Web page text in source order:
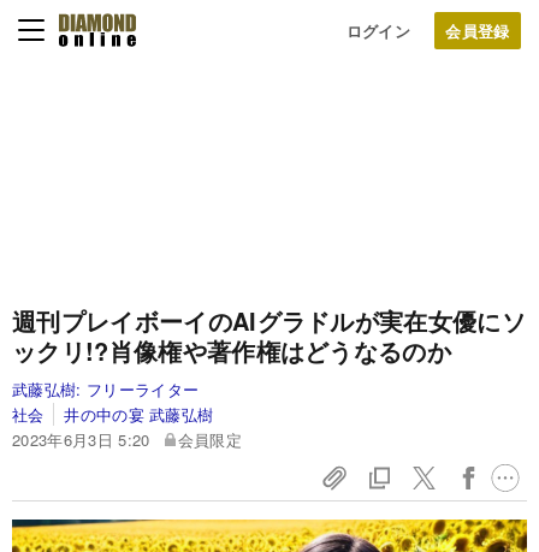
ログイン
週刊プレイボーイのAIグラドルが実在女優にソ
ックリ!?肖像権や著作権はどうなるのか
武藤弘樹: フリーライター
社会
井の中の宴 武藤弘樹
2023年6月3日 5:20
会員限定